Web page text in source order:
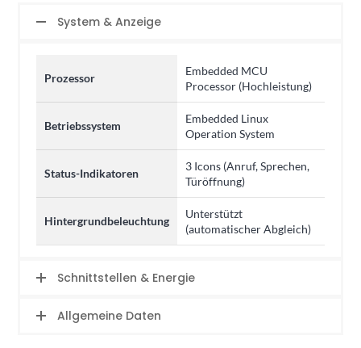
System & Anzeige
Prozessor
Embedded MCU
Processor (Hochleistung)
Betriebssystem
Embedded Linux
Operation System
Status-Indikatoren
3 Icons (Anruf, Sprechen,
Türöffnung)
Hintergrundbeleuchtung
Unterstützt
(automatischer Abgleich)
Schnittstellen & Energie
Allgemeine Daten